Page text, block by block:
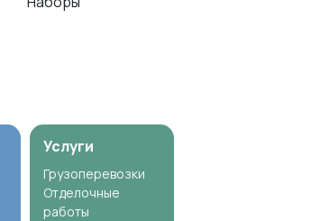
Услуги
Грузоперевозки
Отделочные
работы